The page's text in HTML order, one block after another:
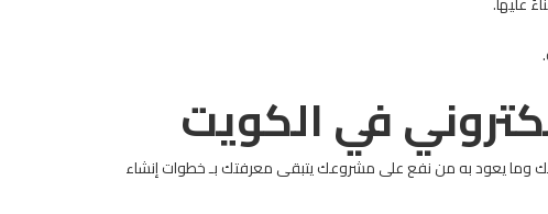
في الكويت
وما يعود به من نفع على مشروعك يتبقى معرفتك بـ خطوات إنشاء